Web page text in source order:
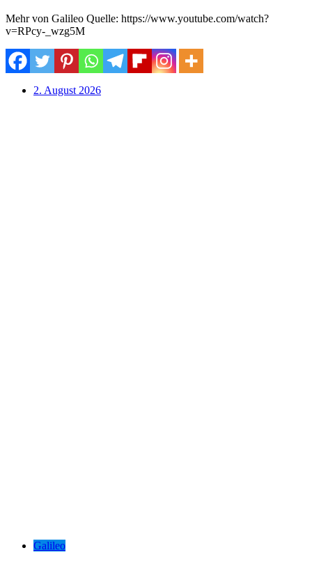
Mehr von Galileo Quelle: https://www.youtube.com/watch?
v=RPcy-_wzg5M
2. August 2026
Galileo